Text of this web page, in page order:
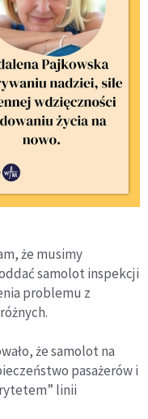
że musimy
samolot inspekcji
problemu z
że samolot na
pasażerów i
linii